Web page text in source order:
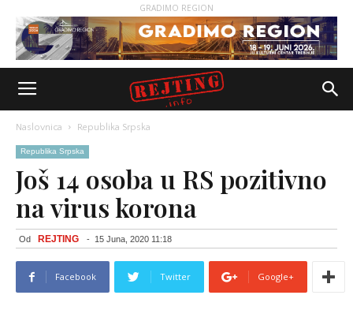
GRADIMO REGION
Naslovnica Republika Srpska
Republika Srpska
Još 14 osoba u RS pozitivno
na virus korona
Od REJTING - 15 Juna, 2020 11:18
Facebook Twitter Google+